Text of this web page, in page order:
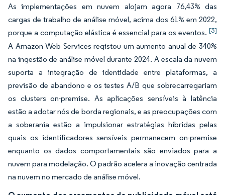
As implementações em nuvem alojam agora 76,43% das
cargas de trabalho de análise móvel, acima dos 61% em 2022,
porque a computação elástica é essencial para os eventos. [3]
A Amazon Web Services registou um aumento anual de 340%
na ingestão de análise móvel durante 2024. A escala da nuvem
suporta a integração de identidade entre plataformas, a
previsão de abandono e os testes A/B que sobrecarregariam
os clusters on-premise. As aplicações sensíveis à latência
estão a adotar nós de borda regionais, e as preocupações com
a soberania estão a impulsionar estratégias híbridas pelas
quais os identificadores sensíveis permanecem on-premise
enquanto os dados comportamentais são enviados para a
nuvem para modelação. O padrão acelera a inovação centrada
na nuvem no mercado de análise móvel.